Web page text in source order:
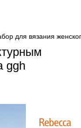
для вязания
ggh